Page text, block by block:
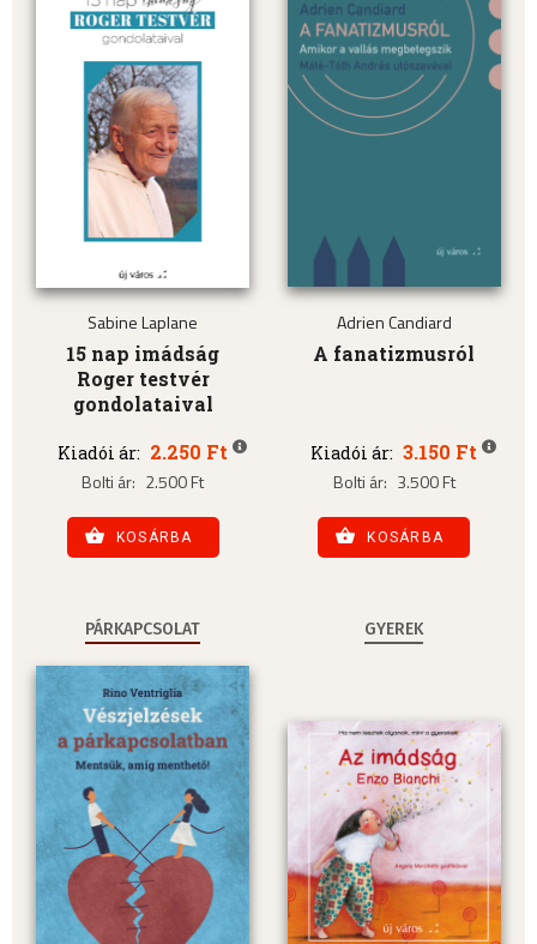
Sabine Laplane
15 nap imádság
Roger testvér
gondolataival
Kiadói ár: 2.250 Ft
Bolti ár: 2.500 Ft
KOSÁRBA
Adrien Candiard
A fanatizmusról
Kiadói ár: 3.150 Ft
Bolti ár: 3.500 Ft
KOSÁRBA
PÁRKAPCSOLAT GYEREK